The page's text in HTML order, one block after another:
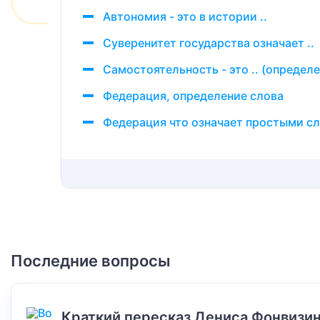
Автономия - это в истории ..
Суверенитет государства означает ..
Самостоятельность - это ..
Федерация, определение слова
Федерация что означает простыми
Последние вопросы